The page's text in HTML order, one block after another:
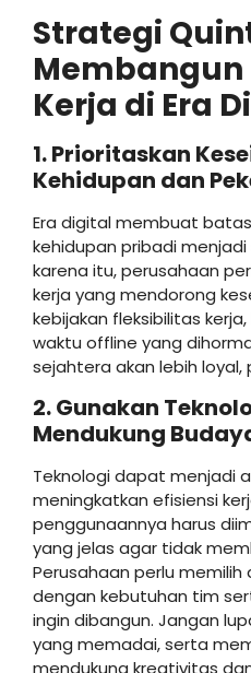
Strategi
Membangun
Kerja di Era
1. Prioritaskan
Kehidupan dan
Era digital membuat
kehidupan pribadi menjadi
karena itu, perusahaan
kerja yang mendorong
kebijakan fleksibilitas
waktu offline yang
sejahtera akan lebih loyal,
2. Gunakan
Mendukung
Teknologi dapat menjadi
meningkatkan efisiensi
penggunaannya harus
yang jelas agar tidak
Perusahaan perlu
dengan kebutuhan tim
ingin dibangun. Jangan
yang memadai, serta
mendukung kreativitas